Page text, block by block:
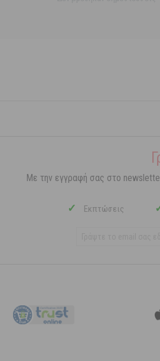
Με την εγγραφή σας στο
✓ Εκπτώσεις